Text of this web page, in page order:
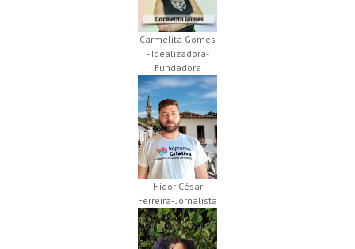
Carmelita Gomes
- Idealizadora-
Fundadora
Higor César
Ferreira- Jornalista